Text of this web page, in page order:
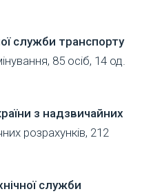
служби транспорту
85 осіб, 14 од.
з надзвичайних
розрахунків, 212
служби